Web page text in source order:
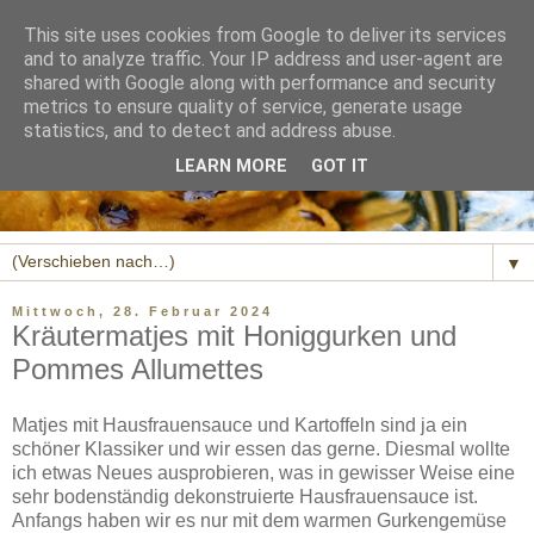
▼
Mittwoch, 28. Februar 2024
Kräutermatjes mit Honiggurken und
Pommes Allumettes
Matjes mit Hausfrauensauce und Kartoffeln sind ja ein
schöner Klassiker und wir essen das gerne. Diesmal wollte
ich etwas Neues ausprobieren, was in gewisser Weise eine
sehr bodenständig dekonstruierte Hausfrauensauce ist.
Anfangs haben wir es nur mit dem warmen Gurkengemüse
This site uses cookies from Google to deliver its services
and to analyze traffic. Your IP address and user-agent are
shared with Google along with performance and security
metrics to ensure quality of service, generate usage
statistics, and to detect and address abuse.
LEARN MORE GOT IT